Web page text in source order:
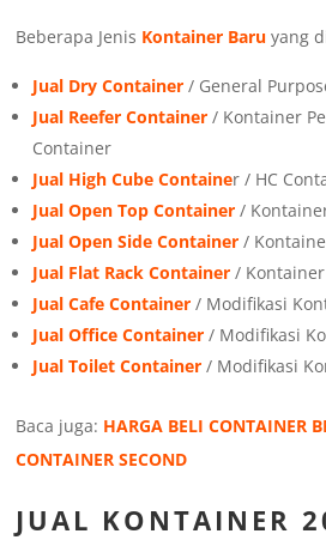
Beberapa Jenis Kontainer Baru yang
Jual Dry Container / General
Jual Reefer Container / Kontainer
Container
Jual High Cube Container / HC
Jual Open Top Container /
Jual Open Side Container /
Jual Flat Rack Container /
Jual Cafe Container / Modifikasi
Jual Office Container / Modifikasi
Jual Toilet Container / Modifikasi
Baca juga: HARGA BELI CONTAINER
CONTAINER SECOND
JUAL KONTAINER